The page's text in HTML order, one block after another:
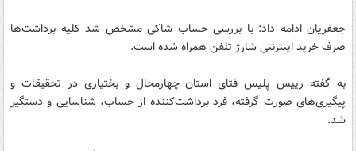
جعفریان ادامه داد: با بررسی حساب شاکی مشخص شد کلیه برداشت‌ها
صرف خرید اینترنتی شارژ تلفن همراه شده است.
به گفته رییس پلیس فتای استان چهارمحال و بختیاری در تحقیقات و
پیگیری‌های صورت گرفته، فرد برداشت‌کننده از حساب، شناسایی و دستگیر
شد.